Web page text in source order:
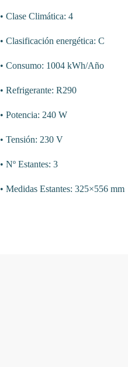
• Clase Climática: 4
• Clasificación energética: C
• Consumo: 1004 kWh/Año
• Refrigerante: R290
• Potencia: 240 W
• Tensión: 230 V
• Nº Estantes: 3
• Medidas Estantes: 325×556 mm